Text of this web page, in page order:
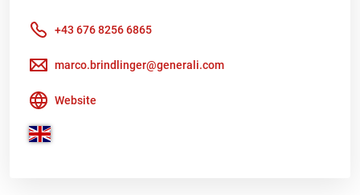
+43 676 8256 6865
marco.brindlinger@generali.com
Website